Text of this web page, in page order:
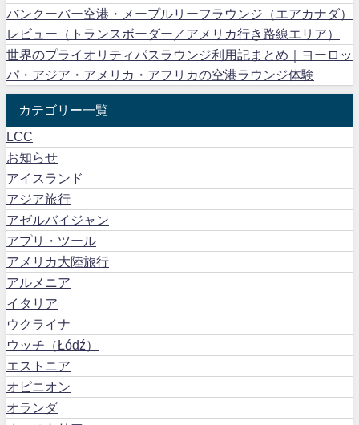
バンクーバー空港・メープルリーフラウンジ（エアカナダ）
レビュー（トランスボーダー／アメリカ行き路線エリア）
世界のプライオリティパスラウンジ利用記まとめ｜ヨーロッ
パ・アジア・アメリカ・アフリカの空港ラウンジ体験
カテゴリー一覧
LCC
お知らせ
アイスランド
アジア旅行
アゼルバイジャン
アプリ・ツール
アメリカ大陸旅行
アルメニア
イタリア
ウクライナ
ウッチ（Łódź）
エストニア
オピニオン
オランダ